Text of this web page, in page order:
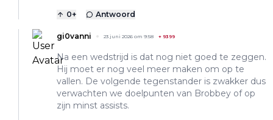
0+ Antwoord
gi0vanni 23 juni 2026 om 9:58 + 9399
Na een wedstrijd is dat nog niet goed te zeggen.
Hij moet er nog veel meer maken om op te
vallen. De volgende tegenstander is zwakker dus
verwachten we doelpunten van Brobbey of op
zijn minst assists.